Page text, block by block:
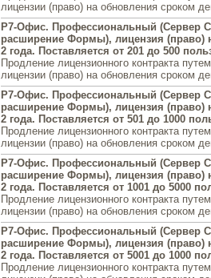
лицензии (право) на обновления сроком
Р7-Офис. Профессиональный (Сервер
расширение Формы), лицензия (право)
2 года. Поставляется от 201 до 500
Продление лицензионного контракта
лицензии (право) на обновления сроком
Р7-Офис. Профессиональный (Сервер
расширение Формы), лицензия (право)
2 года. Поставляется от 501 до 1000
Продление лицензионного контракта
лицензии (право) на обновления сроком
Р7-Офис. Профессиональный (Сервер
расширение Формы), лицензия (право)
2 года. Поставляется от 1001 до 5000
Продление лицензионного контракта
лицензии (право) на обновления сроком
Р7-Офис. Профессиональный (Сервер
расширение Формы), лицензия (право)
2 года. Поставляется от 5001 до 1000
Продление лицензионного контракта